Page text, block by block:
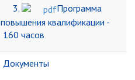
3.
Программа
повышения квалификации -
160 часов
Документы